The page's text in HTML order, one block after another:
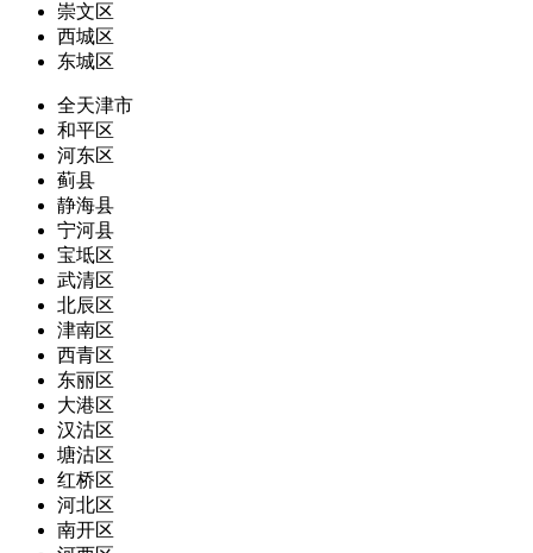
崇文区
西城区
东城区
全天津市
和平区
河东区
蓟县
静海县
宁河县
宝坻区
武清区
北辰区
津南区
西青区
东丽区
大港区
汉沽区
塘沽区
红桥区
河北区
南开区